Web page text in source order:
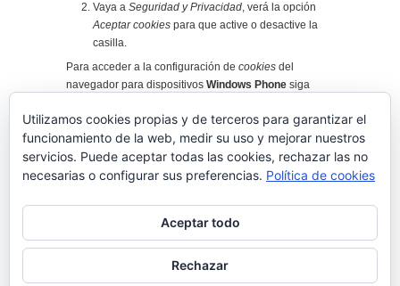
Vaya a Seguridad y Privacidad, verá la opción
Aceptar cookies para que active o desactive la
casilla.
Para acceder a la configuración de cookies del
navegador para dispositivos Windows Phone siga
del navegador):
Internet Explorer , luego Más
, luego
Configuración
Ahora puede activar o desactivar la casilla
Asesor de Cookies es unplugin para WordPress
creado por Carlos Doral (webartesanal.com)
Utilizamos cookies propias y de terceros para garantizar el
funcionamiento de la web, medir su uso y mejorar nuestros
servicios. Puede aceptar todas las cookies, rechazar las no
necesarias o configurar sus preferencias. Política de cookies
Aceptar todo
Rechazar